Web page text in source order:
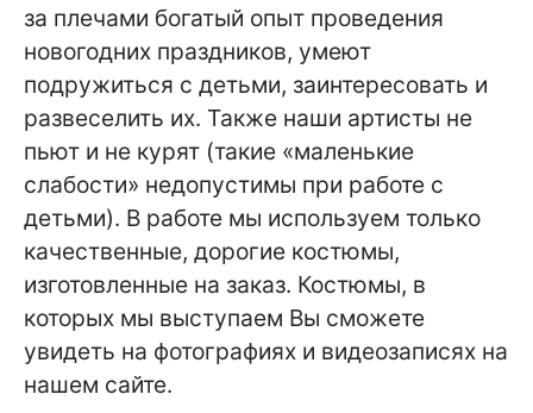
за плечами богатый опыт проведения
новогодних праздников, умеют
подружиться с детьми, заинтересовать и
развеселить их. Также наши артисты не
пьют и не курят (такие «маленькие
слабости» недопустимы при работе с
детьми). В работе мы используем только
качественные, дорогие костюмы,
изготовленные на заказ. Костюмы, в
которых мы выступаем Вы сможете
увидеть на фотографиях и видеозаписях на
нашем сайте.